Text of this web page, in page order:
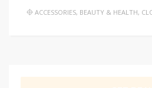
ACCESSORIES, BEAUTY & HEALTH,